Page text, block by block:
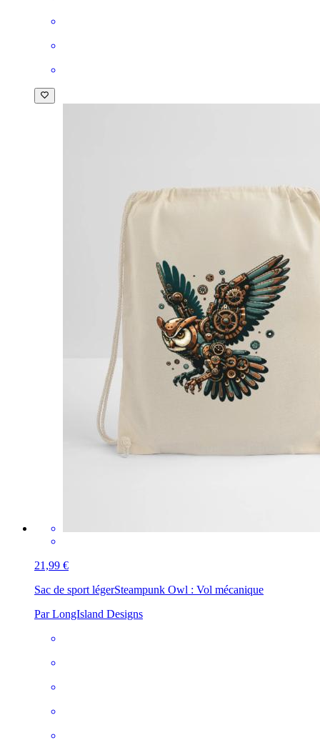
21,99 €
Sac de sport légerSteampunk Owl : Vol mécanique
Par LongIsland Designs